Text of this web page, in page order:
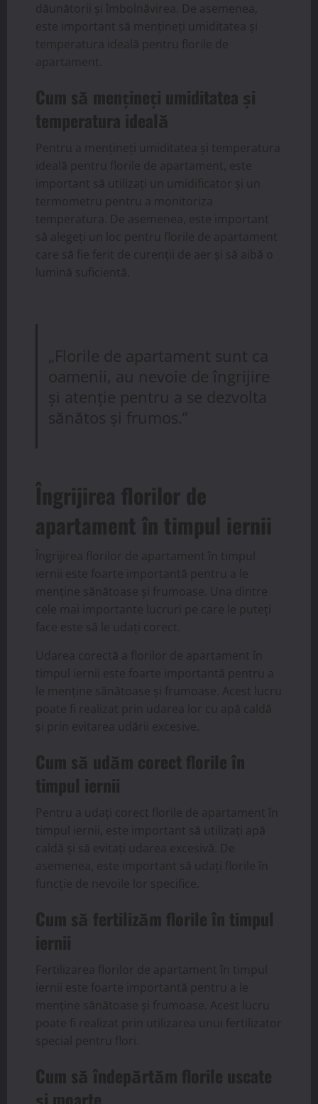
dăunătorii și îmbolnăvirea. De asemenea,
este important să mențineți umiditatea și
temperatura ideală pentru florile de
apartament.
Cum să mențineți umiditatea și
temperatura ideală
Pentru a mențineți umiditatea și temperatura
ideală pentru florile de apartament, este
important să utilizați un umidificator și un
termometru pentru a monitoriza
temperatura. De asemenea, este important
să alegeți un loc pentru florile de apartament
care să fie ferit de curenții de aer și să aibă o
lumină suficientă.
„Florile de apartament sunt ca
oamenii, au nevoie de îngrijire
și atenție pentru a se dezvolta
sănătos și frumos.”
Îngrijirea florilor de
apartament în timpul iernii
Îngrijirea florilor de apartament în timpul
iernii este foarte importantă pentru a le
menține sănătoase și frumoase. Una dintre
cele mai importante lucruri pe care le puteți
face este să le udați corect.
Udarea corectă a florilor de apartament în
timpul iernii este foarte importantă pentru a
le menține sănătoase și frumoase. Acest lucru
poate fi realizat prin udarea lor cu apă caldă
și prin evitarea udării excesive.
Cum să udăm corect florile în
timpul iernii
Pentru a udați corect florile de apartament în
timpul iernii, este important să utilizați apă
caldă și să evitați udarea excesivă. De
asemenea, este important să udați florile în
funcție de nevoile lor specifice.
Cum să fertilizăm florile în timpul
iernii
Fertilizarea florilor de apartament în timpul
iernii este foarte importantă pentru a le
menține sănătoase și frumoase. Acest lucru
poate fi realizat prin utilizarea unui fertilizator
special pentru flori.
Cum să îndepărtăm florile uscate